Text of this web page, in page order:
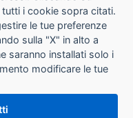
i cookie sopra citati.
le tue preferenze
sulla "X" in alto a
saranno installati solo i
modificare le tue
sito. Per maggiori
sui cookie